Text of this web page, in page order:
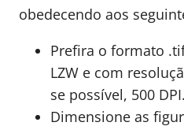
obedecendo aos
Prefira o formato
LZW e com
se possível, 500 DPI.
Dimensione as